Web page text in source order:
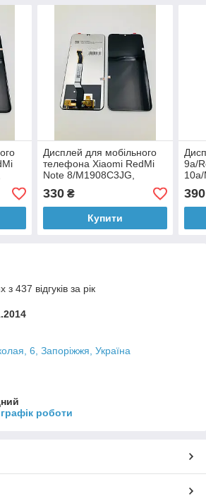
Дисплей для мобільного
телефона Xiaomi RedMi
Note 8/M1908C3JG,
чорний, з тачскрином
330₴
Купити
9a/
390
437 відгуків за рік
6, Запоріжжя, Україна
роботи